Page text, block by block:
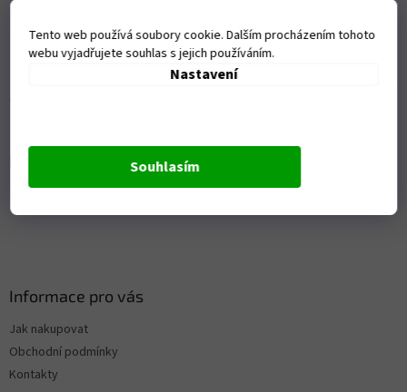
Tento web používá soubory cookie. Dalším procházením tohoto
webu vyjadřujete souhlas s jejich používáním.
Nastavení
Souhlasím
Přijímáme online platby
Informace pro vás
Jak nakupovat
Obchodní podmínky
Kontakty